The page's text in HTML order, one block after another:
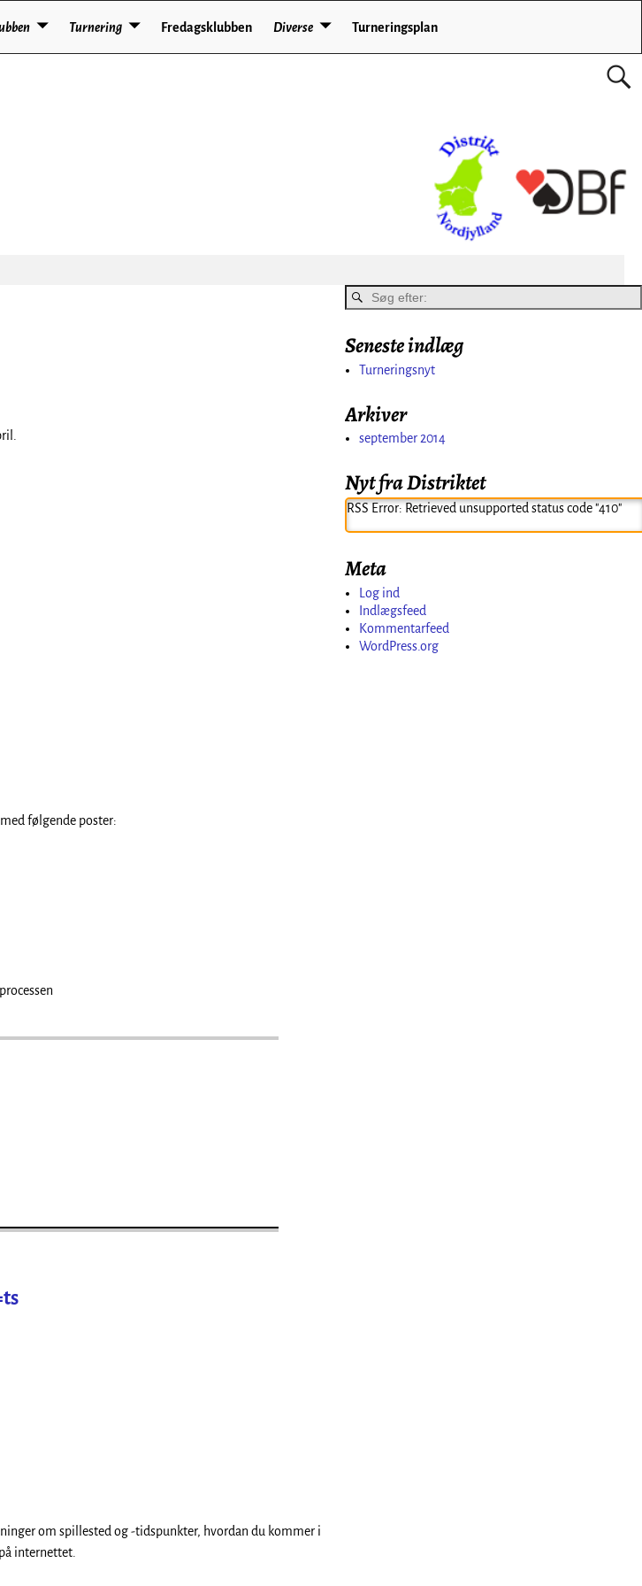
Turnering Fredagsklubben Diverse Turneringsplan
følgende poster:
om spillested og -tidspunkter, hvordan du kommer i
internettet.
Seneste indlæg
Turneringsnyt
Arkiver
september 2014
Nyt fra Distriktet
RSS Error: Retrieved unsupported status code "410"
Meta
Log ind
Indlægsfeed
Kommentarfeed
WordPress.org